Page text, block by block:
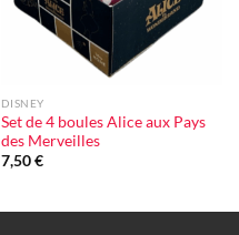
DISNEY
Set de 4 boules Alice aux Pays
des Merveilles
7,50€